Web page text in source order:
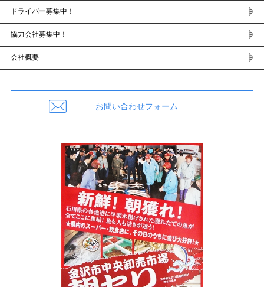
ドライバー募集中！
協力会社募集中！
会社概要
お問い合わせフォーム